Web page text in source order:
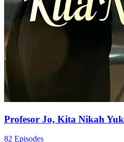
Profesor Jo, Kita Nikah Yuk
82 Episodes